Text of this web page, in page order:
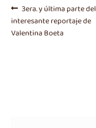
Navegación
de
Entrada
anterior:
3era. y última parte del
interesante reportaje de
Valentina Boeta